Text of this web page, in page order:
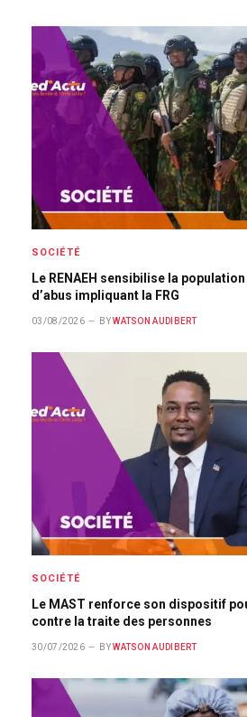
SOCIÉTÉ
Le RENAEH sensibilise la
d’abus impliquant la FRG
03/08/2026 BY WATSON AUDIBERT
SOCIÉTÉ
Le MAST renforce son dispositif
contre la traite des personnes
30/07/2026 BY WATSON AUDIBERT